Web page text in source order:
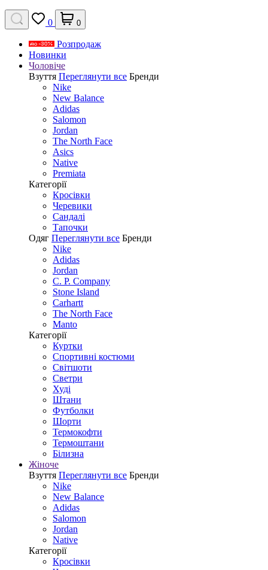
0 0
Розпродаж
Новинки
Чоловіче
Взуття Переглянути все Бренди
Nike
New Balance
Adidas
Salomon
Jordan
The North Face
Asics
Native
Premiata
Категорії
Кросівки
Черевики
Сандалі
Tапочки
Одяг Переглянути все Бренди
Nike
Adidas
Jordan
C. P. Company
Stone Island
Carhartt
The North Face
Manto
Категорії
Куртки
Спортивні костюми
Світшоти
Светри
Худі
Штани
Футболки
Шорти
Термокофти
Термоштани
Білизна
Жіноче
Взуття Переглянути все Бренди
Nike
New Balance
Adidas
Salomon
Jordan
Native
Категорії
Кросівки